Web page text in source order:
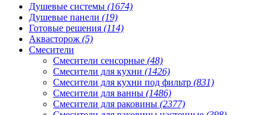
Душевые системы (1674)
Душевые панели (19)
Готовые решения (114)
Аквасторож (5)
Смесители
Смесители сенсорные (48)
Смесители для кухни (1426)
Смесители для кухни под фильтр (831)
Смесители для ванны (1486)
Смесители для раковины (2377)